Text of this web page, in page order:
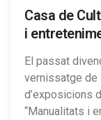
Casa de
i
El passat
vernissatge de
d’exposicions
“Manualitats i